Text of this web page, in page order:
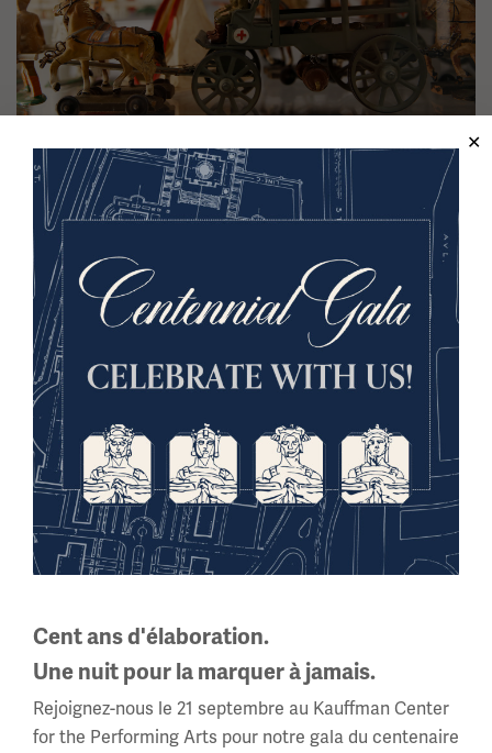
Image(s)
Image(s)
Cent ans d'élaboration.
Une nuit pour la marquer à jamais.
Rejoignez-nous le 21 septembre au Kauffman Center
for the Performing Arts pour notre gala du centenaire